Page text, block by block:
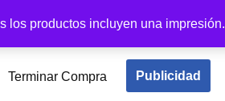
los productos incluyen una impresión.
Terminar Compra Publicidad